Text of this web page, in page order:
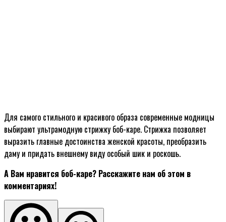
Для самого стильного и красивого образа современные модницы
выбирают ультрамодную стрижку боб-каре. Стрижка позволяет
выразить главные достоинства женской красоты, преобразить
даму и придать внешнему виду особый шик и роскошь.
А Вам нравится боб-каре? Расскажите нам об этом в
комментариях!